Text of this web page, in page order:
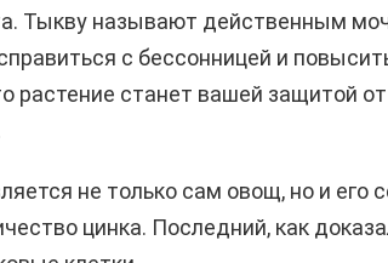
Тыкву называют действенным
с бессонницей и
растение станет вашей защитой
не только сам овощ, но и его
цинка. Последний, как